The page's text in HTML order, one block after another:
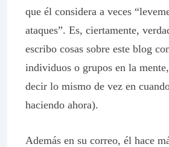
que él considera a veces
ataques”. Es, ciertamente,
escribo cosas sobre este blog
individuos o grupos en la
decir lo mismo de vez en
haciendo ahora).
Además en su correo, él hace